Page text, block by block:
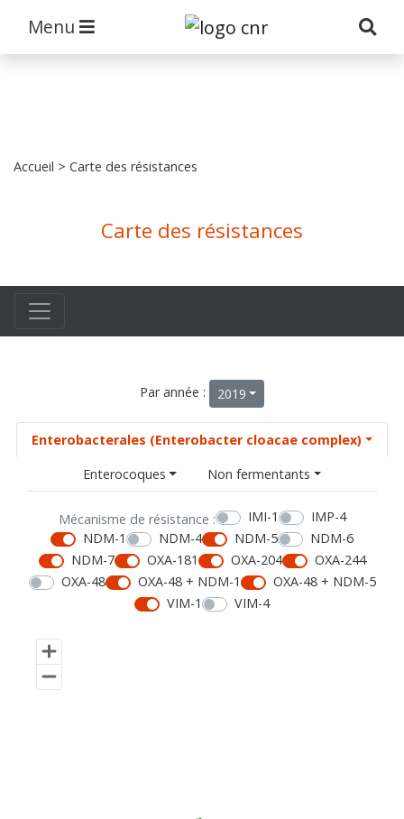
Menu
Accueil > Carte des résistances
Carte des résistances
Par année : 2019
Enterobacterales (Enterobacter cloacae complex)
Enterocoques
Non fermentants
Mécanisme de résistance : IMI-1
IMP-4
NDM-1
NDM-4 NDM-5
NDM-6
NDM-7
OXA-181 OXA-204
OXA-244
OXA-48
OXA-48 + NDM-1
OXA-48 + NDM-5
VIM-1
VIM-4